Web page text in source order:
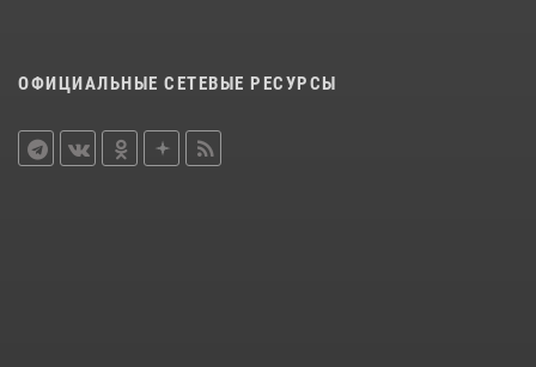
ОФИЦИАЛЬНЫЕ СЕТЕВЫЕ РЕСУРСЫ